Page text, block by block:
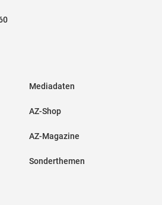
Mediadaten
AZ-Shop
AZ-Magazine
Sonderthemen